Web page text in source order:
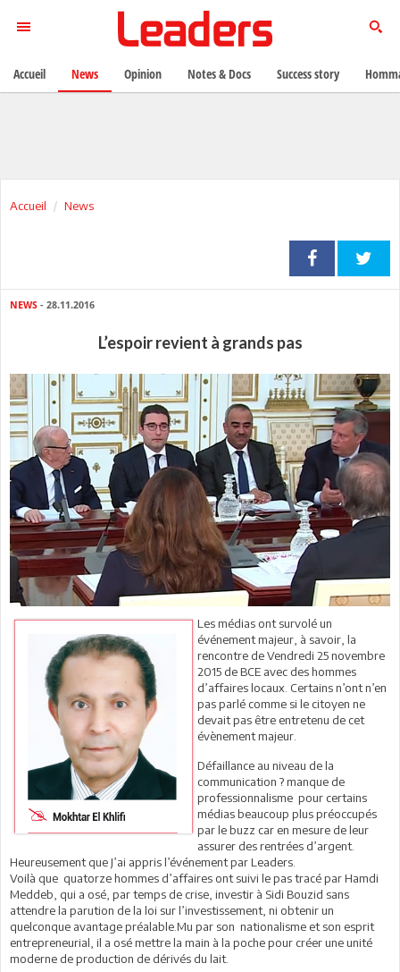
Accueil News
NEWS - 28.11.2016
L’espoir revient à grands pas
Les médias ont survolé un
événement majeur, à savoir, la
rencontre de Vendredi 25 novembre
2015 de BCE avec des hommes
d’affaires locaux. Certains n’ont n’en
pas parlé comme si le citoyen ne
devait pas être entretenu de cet
évènement majeur.
Défaillance au niveau de la
communication ? manque de
professionnalisme pour certains
médias beaucoup plus préoccupés
par le buzz car en mesure de leur
assurer des rentrées d’argent.
Heureusement que J’ai appris l’événement par Leaders.
Voilà que quatorze hommes d’affaires ont suivi le pas tracé par Hamdi
Meddeb, qui a osé, par temps de crise, investir à Sidi Bouzid sans
attendre la parution de la loi sur l’investissement, ni obtenir un
quelconque avantage préalable.Mu par son nationalisme et son esprit
entrepreneurial, il a osé mettre la main à la poche pour créer une unité
moderne de production de dérivés du lait.
Accueil News Opinion Notes & Docs Success story